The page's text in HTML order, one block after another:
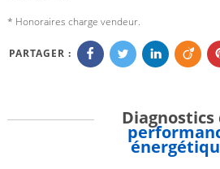
* Honoraires charge vendeur.
PARTAGER :
Diagnostics